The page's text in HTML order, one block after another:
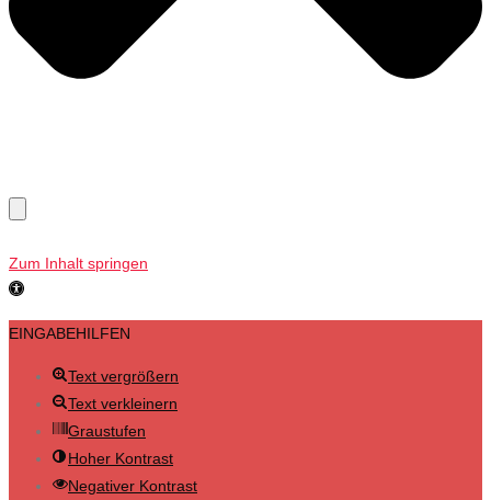
Zum Inhalt springen
Werkzeugleiste
öffnen
EINGABEHILFEN
Text vergrößern
Text verkleinern
Graustufen
Hoher Kontrast
Negativer Kontrast